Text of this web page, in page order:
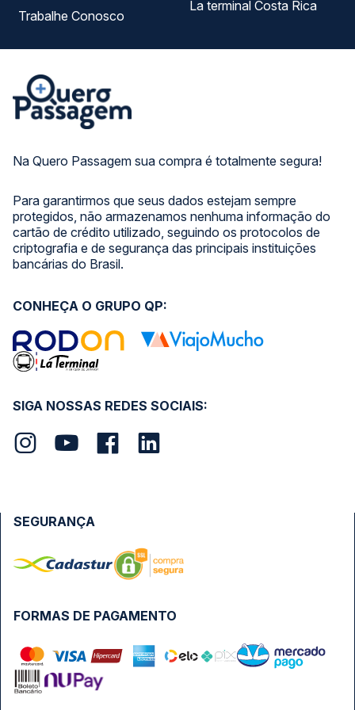
Na Quero Passagem sua compra é totalmente segura!
Para garantirmos que seus dados estejam sempre
protegidos, não armazenamos nenhuma informação do
cartão de crédito utilizado, seguindo os protocolos de
criptografia e de segurança das principais instituições
bancárias do Brasil.
Trabalhe Conosco
La terminal Costa Rica
SIGA NOSSAS REDES SOCIAIS:
CONHEÇA O GRUPO QP:
FORMAS DE PAGAMENTO
SEGURANÇA